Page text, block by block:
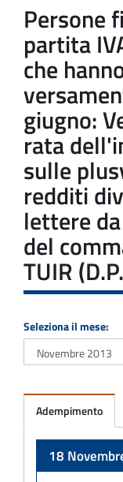
Persone
partita
che
giugno:
rata
sulle
redditi
lettere
del
TUIR
Seleziona il mese:
Adempimento
18